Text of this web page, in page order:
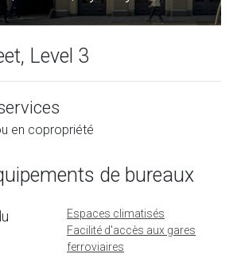
Level 3
en copropriété
de bureaux
Espaces climatisés
Facilité d'accès aux gares
ferroviaires